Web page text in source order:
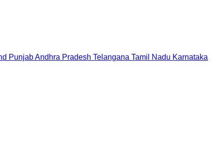
PunjabAndhra Pradesh Telangana Tamil Nadu Karnataka